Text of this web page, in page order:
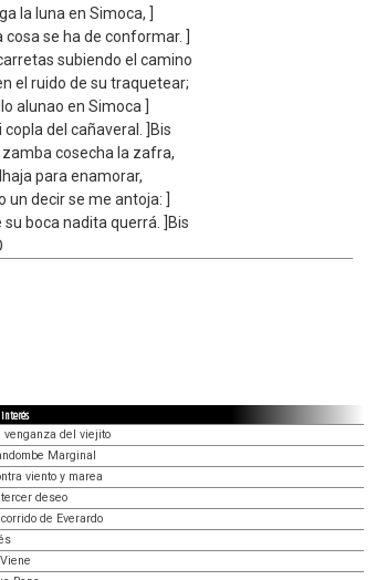
la luna en Simoca, ]
se ha de conformar. ]
subiendo el camino
el ruido de su traquetear;
alunao en Simoca ]
del cañaveral. ]Bis
cosecha la zafra,
para enamorar,
un decir se me antoja: ]
su boca nadita querrá. ]Bis
interés
venganza del viejito
Marginal
viento y marea
deseo
de Everardo